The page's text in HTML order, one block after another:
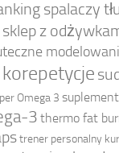
spalaczy
sklep z
Omega 3
3 thermo fat
trener personalny